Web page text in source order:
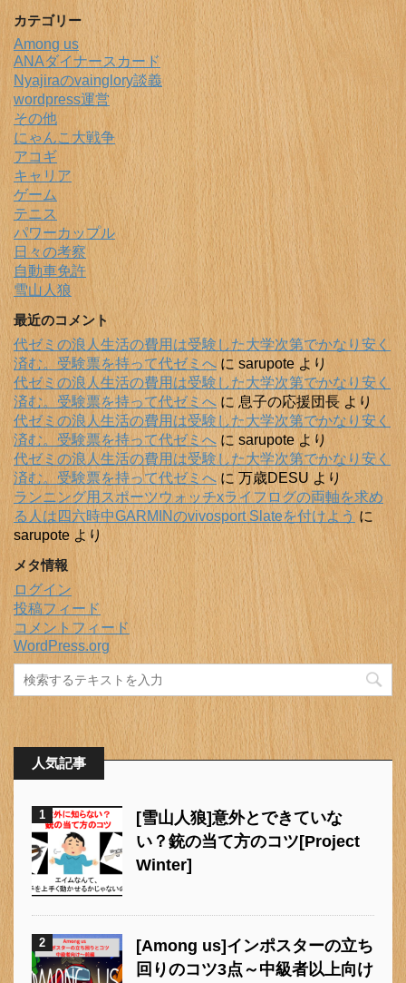
カテゴリー
Among us
ANAダイナースカード
Nyajiraのvainglory談義
wordpress運営
その他
にゃんこ大戦争
アコギ
キャリア
ゲーム
テニス
パワーカップル
日々の考察
自動車免許
雪山人狼
最近のコメント
代ゼミの浪人生活の費用は受験した大学次第でかなり安く
済む。受験票を持って代ゼミへにsarupote より
代ゼミの浪人生活の費用は受験した大学次第でかなり安く
済む。受験票を持って代ゼミへ に息子の応援団長 より
代ゼミの浪人生活の費用は受験した大学次第でかなり安く
済む。受験票を持って代ゼミへ に sarupote より
代ゼミの浪人生活の費用は受験した大学次第でかなり安く
済む。受験票を持って代ゼミへに 万歳DESU より
ランニング用スポーツウォッチxライフログの両軸を求め
る人は四六時中GARMINのvivosport Slateを付けよう に
sarupote より
メタ情報
ログイン
投稿フィード
コメントフィード
WordPress.org
人気記事
1
[雪山人狼]意外とできていな
い？銃の当て方のコツ[Project
Winter]
2
[Among us]インポスターの立ち
回りのコツ3点～中級者以上向け